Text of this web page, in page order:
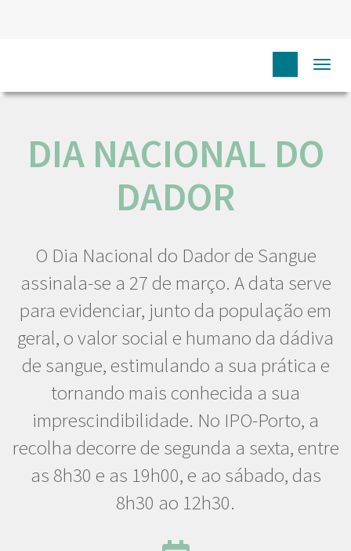
DIA
DIA NACIONAL DO
DADOR
O Dia Nacional do Dador de Sangue
assinala-se a 27 de março. A data serve
para evidenciar, junto da população em
geral, o valor social e humano da dádiva
de sangue, estimulando a sua prática e
tornando mais conhecida a sua
imprescindibilidade. No IPO-Porto, a
recolha decorre de segunda a sexta, entre
as 8h30 e as 19h00, e ao sábado, das
8h30 ao 12h30.